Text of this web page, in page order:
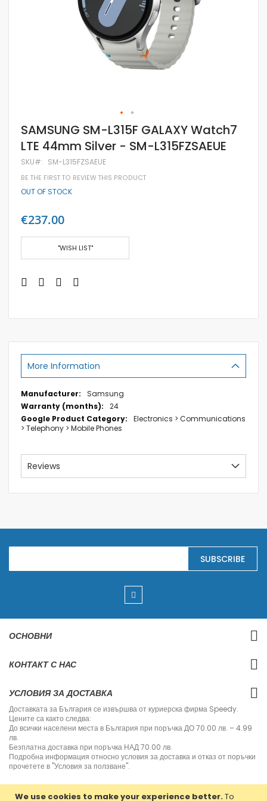
We use cookies to make your experience better.To
Skip
to
the
of
the
images
gallery
SAMSUNG SM-L315F GALAXY Watch7
LTE 44mm Silver - SM-L315FZSAEUE
SKU SM-L315FZSAEUE
BE THE FIRST TO REVIEW THIS PRODUCT
OUT OF STOCK
€237.00
"WISH LIST"
More Information
More
Information
Samsung
24
Electronics > Communications
> Telephony > Mobile Phones
Reviews
S
g
o
O
N
s
e
t
t
e
r
:
SUBSCRIBE
ОСНОВНИ
КОНТАКТ С НАС
УСЛОВИЯ ЗА ДОСТАВКА
Доставката за България се извършва от куриерска фирма Speedy.
Цените са както следва:
До всички населени места в България при поръчка ДО 70.00 лв. – 4.99
лв.
Безплатна доставка при поръчка НАД 70.00 лв.
Подробна информация относно условия за доставка и отказ от поръчки
прочетете в "Условия за ползване".